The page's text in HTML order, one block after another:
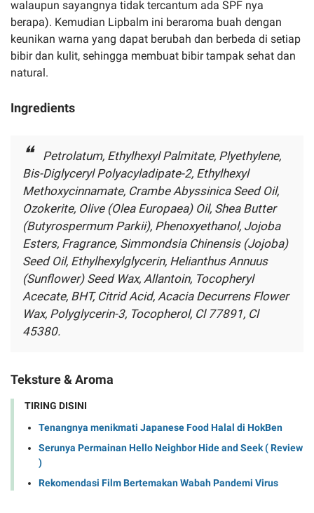
walaupun sayangnya tidak tercantum ada SPF nya
berapa). Kemudian Lipbalm ini beraroma buah dengan
keunikan warna yang dapat berubah dan berbeda di setiap
bibir dan kulit, sehingga membuat bibir tampak sehat dan
natural.
Ingredients
Petrolatum, Ethylhexyl Palmitate, Plyethylene,
Bis-Diglyceryl Polyacyladipate-2, Ethylhexyl
Methoxycinnamate, Crambe Abyssinica Seed Oil,
Ozokerite, Olive (Olea Europaea) Oil, Shea Butter
(Butyrospermum Parkii), Phenoxyethanol, Jojoba
Esters, Fragrance, Simmondsia Chinensis (Jojoba)
Seed Oil, Ethylhexylglycerin, Helianthus Annuus
(Sunflower) Seed Wax, Allantoin, Tocopheryl
Acecate, BHT, Citrid Acid, Acacia Decurrens Flower
Wax, Polyglycerin-3, Tocopherol, Cl 77891, Cl
45380.
Teksture & Aroma
TIRING DISINI
Tenangnya menikmati Japanese Food Halal di HokBen
Serunya Permainan Hello Neighbor Hide and Seek ( Review
)
Rekomendasi Film Bertemakan Wabah Pandemi Virus